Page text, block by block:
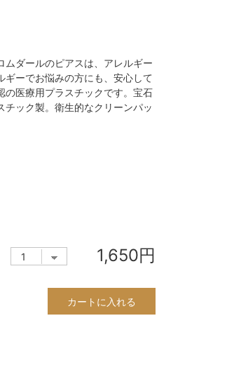
ダールのピアスは、アレルギー
ーでお悩みの方にも、安心して
の医療用プラスチックです。宝石
ック製。衛生的なクリーンパッ
1,650円
カートに入れる